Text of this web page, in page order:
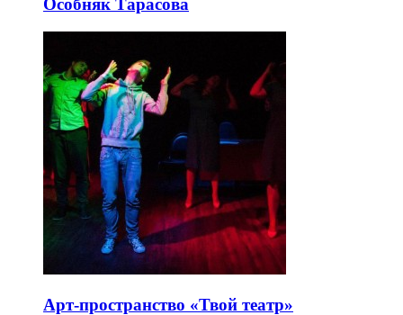
Особняк Тарасова
Арт-пространство «Твой театр»